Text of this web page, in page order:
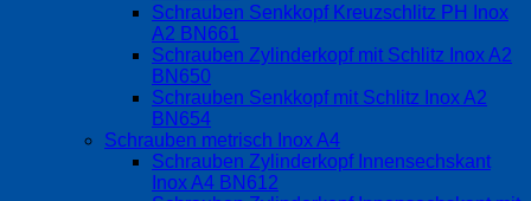
Schrauben Senkkopf Kreuzschlitz PH Inox
A2 BN661
Schrauben Zylinderkopf mit Schlitz Inox A2
BN650
Schrauben Senkkopf mit Schlitz Inox A2
BN654
Schrauben metrisch Inox A4
Schrauben Zylinderkopf Innensechskant
Inox A4 BN612